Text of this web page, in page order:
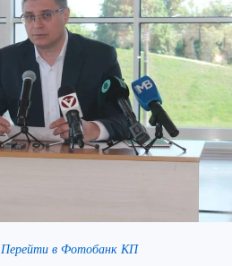
Перейти в Фотобанк КП